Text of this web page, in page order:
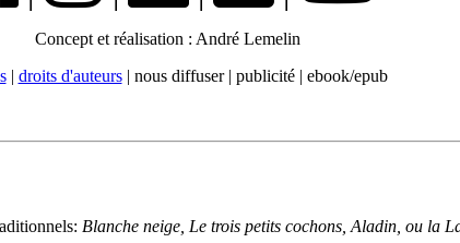
Concept et réalisation : André Lemelin
| droits d'auteurs| nous diffuser | publicité | ebook/epub
Blanche neige, Le trois petits cochons, Aladin, ou la